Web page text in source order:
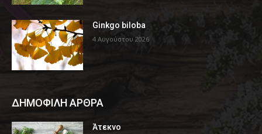
Ginkgo biloba
4 Αυγούστου 2026
ΔΗΜΟΦΙΛΗ ΑΡΘΡΑ
Άτεκνο